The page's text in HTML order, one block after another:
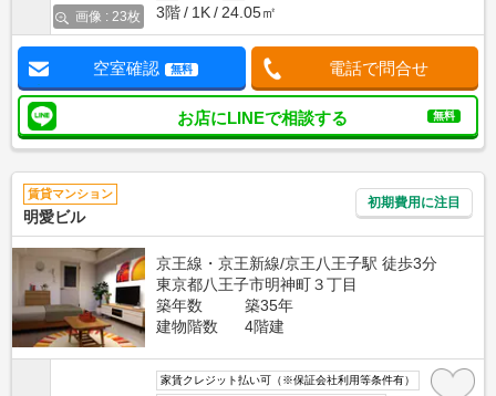
画像 : 23枚
3階
1K 24.05㎡
空室確認 無料 電話で問合せ
お店にLINEで相談する 無料
賃貸マンション
明愛ビル
初期費用に注目
京王線・京王新線/京王八王子駅 徒歩3分
東京都八王子市明神町３丁目
築年数
築35年
建物階数
4階建
家賃クレジット払い可（※保証会社利用等条件有）